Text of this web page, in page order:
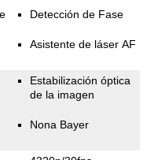
Detección de Fase
Asistente de láser AF
Estabilización óptica
de la imagen
Nona Bayer